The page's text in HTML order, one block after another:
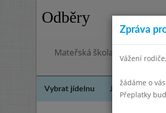
Odběry
Mateřská škola Šebetov,
Vybrat jídelnu Jídelní lístek
Zpráva
Vážení rodiče,
žádáme o
Přeplatky